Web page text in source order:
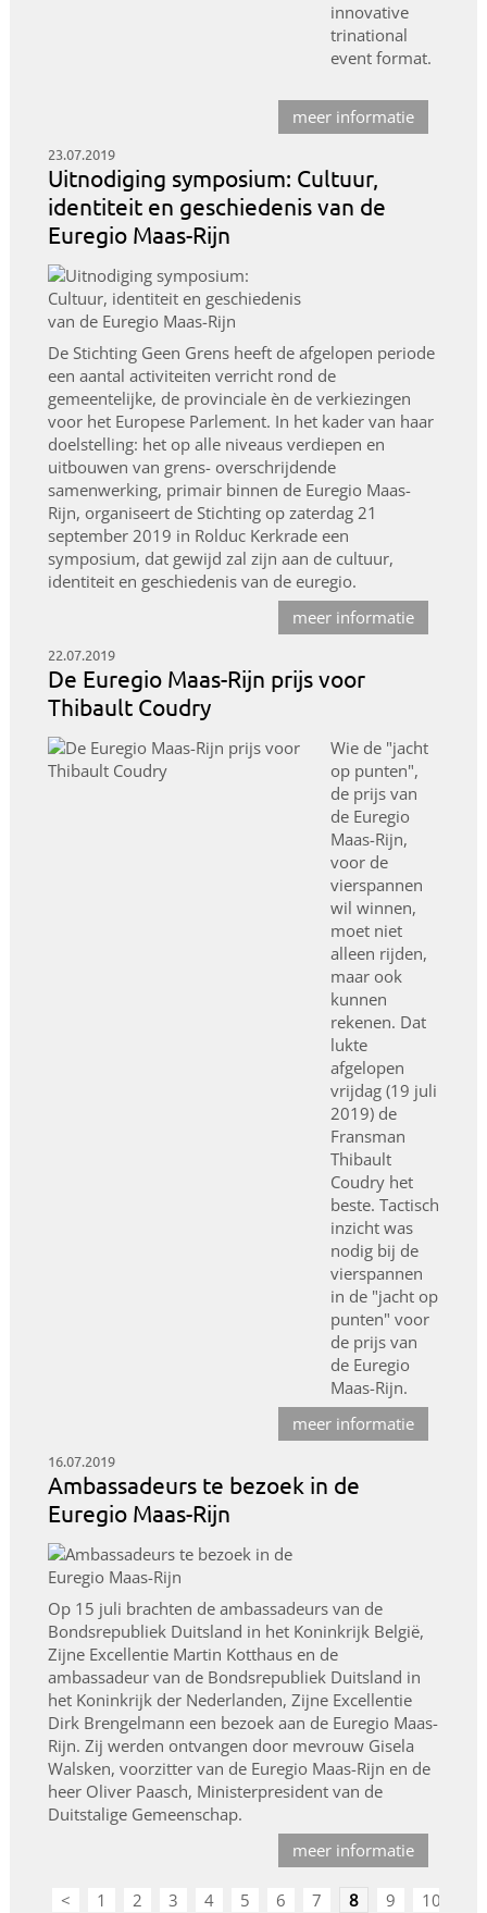
innovative
trinational
event format.
meer informatie
23.07.2019
Uitnodiging symposium: Cultuur,
identiteit en geschiedenis van de
Euregio Maas-Rijn
De Stichting Geen Grens heeft de afgelopen periode
een aantal activiteiten verricht rond de
gemeentelijke, de provinciale èn de verkiezingen
voor het Europese Parlement. In het kader van haar
doelstelling: het op alle niveaus verdiepen en
uitbouwen van grens- overschrijdende
samenwerking, primair binnen de Euregio Maas-
Rijn, organiseert de Stichting op zaterdag 21
september 2019 in Rolduc Kerkrade een
symposium, dat gewijd zal zijn aan de cultuur,
identiteit en geschiedenis van de euregio.
meer informatie
22.07.2019
De Euregio Maas-Rijn prijs voor
Thibault Coudry
Wie de "jacht
op punten",
de prijs van
de Euregio
Maas-Rijn,
voor de
vierspannen
wil winnen,
moet niet
alleen rijden,
maar ook
kunnen
rekenen. Dat
lukte
afgelopen
vrijdag (19 juli
2019) de
Fransman
Thibault
Coudry het
beste. Tactisch
inzicht was
nodig bij de
vierspannen
in de "jacht op
punten" voor
de prijs van
de Euregio
Maas-Rijn.
meer informatie
16.07.2019
Ambassadeurs te bezoek in de
Euregio Maas-Rijn
Op 15 juli brachten de ambassadeurs van de
Bondsrepubliek Duitsland in het Koninkrijk België,
Zijne Excellentie Martin Kotthaus en de
ambassadeur van de Bondsrepubliek Duitsland in
het Koninkrijk der Nederlanden, Zijne Excellentie
Dirk Brengelmann een bezoek aan de Euregio Maas-
Rijn. Zij werden ontvangen door mevrouw Gisela
Walsken, voorzitter van de Euregio Maas-Rijn en de
heer Oliver Paasch, Ministerpresident van de
Duitstalige Gemeenschap.
meer informatie
< 1 2 3 4 5 6 7 8 9 10